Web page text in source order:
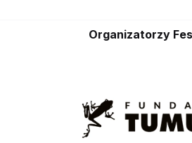
Organizatorzy